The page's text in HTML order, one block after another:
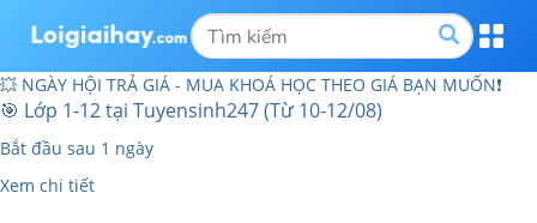
💥 NGÀY HỘI TRẢ GIÁ - MUA KHOÁ HỌC THEO GIÁ BẠN MUỐN❗
🎯 Lớp 1-12 tại Tuyensinh247 (Từ 10-12/08)
Bắt đầu sau 1 ngày
Xem chi tiết